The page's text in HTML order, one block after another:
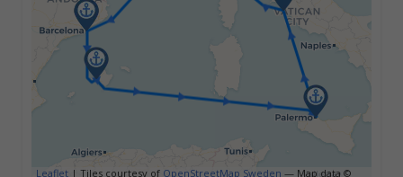
18:00
Ημέρα 5η
Πάλμα Μαγιόρκα ( Βαλεαρίδες ),
Ισπανία
Leaflet | Tiles courtesy of OpenStreetMap Sweden — Map data ©